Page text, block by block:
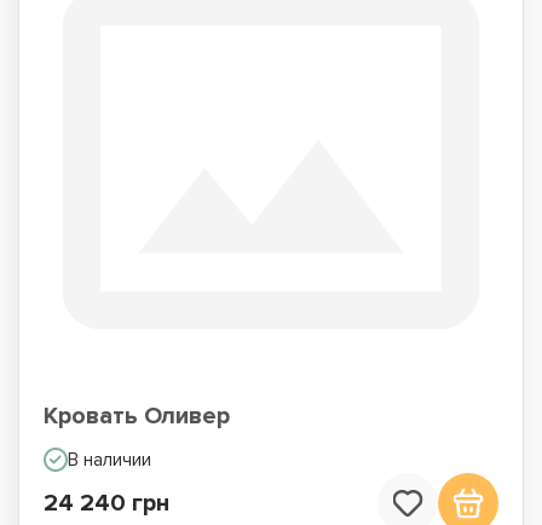
Кровать Оливер
В наличии
24 240 грн